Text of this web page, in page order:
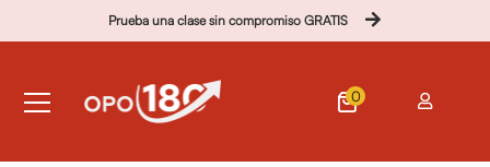
Prueba una clase sin compromiso GRATIS
0